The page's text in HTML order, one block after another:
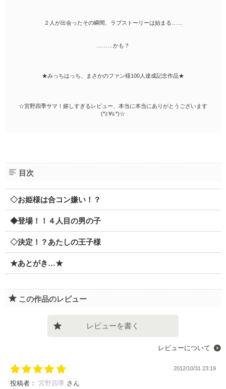
２人が出会ったその瞬間、ラブストーリーは始まる……
………かも？
★みっちはっち、まさかのファン様100人達成記念作品★
☆宮野四季サマ！嬉しすぎるレビュー、本当に本当にありがとうございます
(*≧∀≦*)☆
目次
◇お姫様は合コン嫌い！？
◆登場！！４人目の男の子
◇決定！？あたしの王子様
★あとがき…★
この作品のレビュー
レビューを書く
レビューについて
2012/10/31 23:19
投稿者： 宮野四季 さん